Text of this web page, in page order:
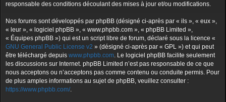
responsable des conditions découlant des mises à jour et/ou modifications.
Nos forums sont développés par phpBB (désigné ci-après par « ils », « eux »,
« leur », « logiciel phpBB », « www.phpbb.com », « phpBB Limited »,
« Équipes phpBB ») qui est un script libre de forum, déclaré sous la licence «
GNU General Public License v2 » (désigné ci-après par « GPL ») et qui peut
être téléchargé depuis www.phpbb.com. Le logiciel phpBB facilite seulement
les discussions sur Internet. phpBB Limited n’est pas responsable de ce que
nous acceptons ou n’acceptons pas comme contenu ou conduite permis. Pour
de plus amples informations au sujet de phpBB, veuillez consulter :
https://www.phpbb.com/.